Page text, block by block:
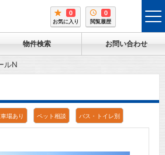
0
お気に入り
0
閲覧履歴
物件検索 お問い合わせ
ルN
場あり ペット相談 バス・トイレ別